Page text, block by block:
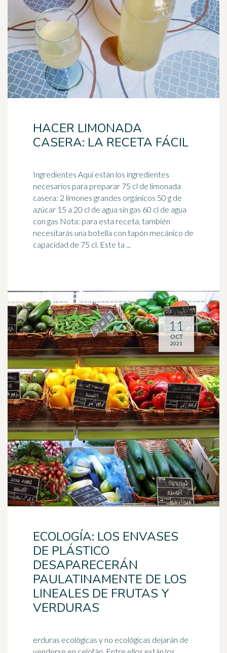
HACER LIMONADA
CASERA: LA RECETA FÁCIL
Ingredientes Aquí están los ingredientes
necesarios para preparar 75 cl de limonada
casera: 2 limones grandes orgánicos 50 g de
azúcar 15 a 20 cl de agua sin gas 60 cl de agua
con gas Nota: para esta receta, también
necesitarás una botella con tapón mecánico de
capacidad de 75 cl. Este ta ...
ECOLOGÍA: LOS ENVASES
DE PLÁSTICO
DESAPARECERÁN
PAULATINAMENTE DE LOS
LINEALES DE FRUTAS Y
VERDURAS
erduras ecológicas y no ecológicas dejarán de
11
OCT
2021